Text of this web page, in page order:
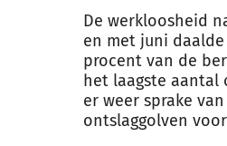
De werkloosheid
en met juni daalde
procent van de
het laagste aantal
er weer sprake
ontslaggolven